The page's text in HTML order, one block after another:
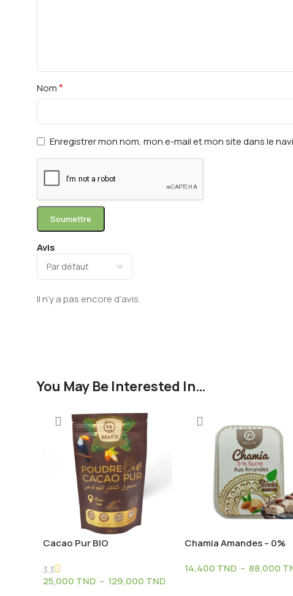
Avis
Il n’y a pas encore d’avis.
Nom*
Enregistrer mon nom, mon e-mail et mon site dans le
You May Be Interested In…
Cacao Pur BIO
3.3
25,000 TND – 129,000 TND
Chamia Amandes – 0%
14,400 TND – 88,000